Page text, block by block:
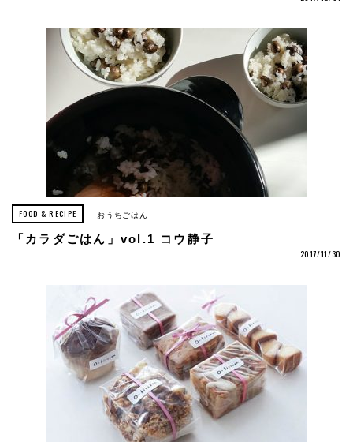
FOOD & RECIPE おうちごはん
「カラダごはん」vol.1 コウ静子
2017/11/30